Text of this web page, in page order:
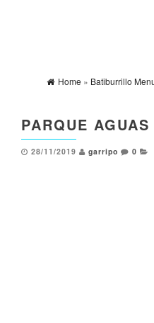
Home » Batiburrillo
PARQUE
28/11/2019 garripo 0